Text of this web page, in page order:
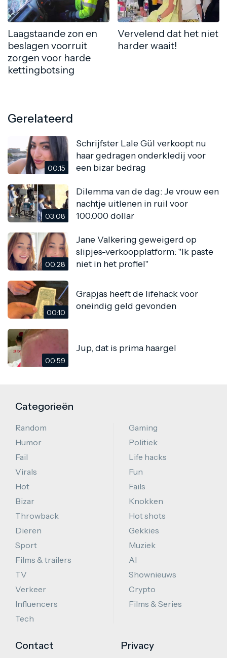
Laagstaande zon en
beslagen voorruit
zorgen voor harde
kettingbotsing
Vervelend dat het niet
harder waait!
Gerelateerd
00:15
Schrijfster Lale Gül verkoopt nu
haar gedragen onderkledij voor
een bizar bedrag
03:08
Dilemma van de dag: Je vrouw een
nachtje uitlenen in ruil voor
100.000 dollar
00:28
Jane Valkering geweigerd op
slipjes-verkoopplatform: "Ik paste
niet in het profiel"
00:10
Grapjas heeft de lifehack voor
oneindig geld gevonden
00:59
Jup, dat is prima haargel
Categorieën
Random
Humor
Fail
Virals
Hot
Bizar
Throwback
Dieren
Sport
Films & trailers
TV
Verkeer
Influencers
Tech
Gaming
Politiek
Life hacks
Fun
Fails
Knokken
Hot shots
Gekkies
Muziek
AI
Shownieuws
Crypto
Films & Series
Contact Privacy